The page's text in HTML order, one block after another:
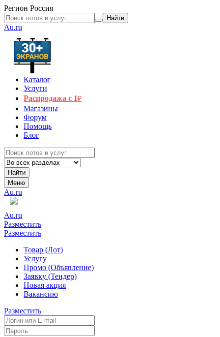
Регион Россия
Найти
Au.ru
Каталог
Услуги
Распродажа с 1₽
Магазины
Форум
Помощь
Блог
Найти
Меню
Au.ru
Au.ru
Разместить
Разместить
Товар (Лот)
Услугу
Промо (Объявление)
Заявку (Тендер)
Новая акция
Вакансию
Разместить